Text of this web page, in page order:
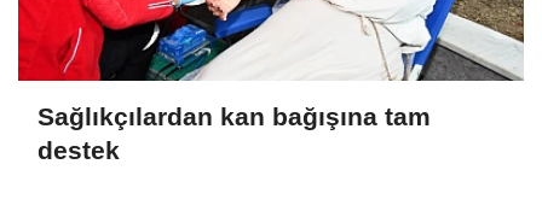
Sağlıkçılardan kan bağışına tam
destek